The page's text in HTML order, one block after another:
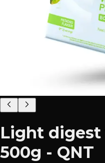
Light
500g - QNT